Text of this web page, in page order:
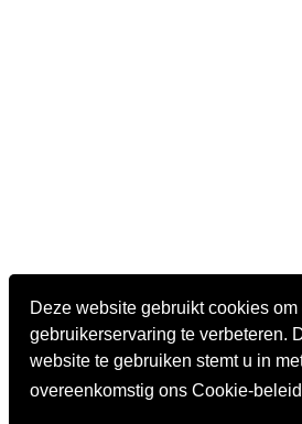
Deze website gebruikt cookies om
gebruikerservaring te verbeteren.
website te gebruiken stemt u in
overeenkomstig ons Cookie-